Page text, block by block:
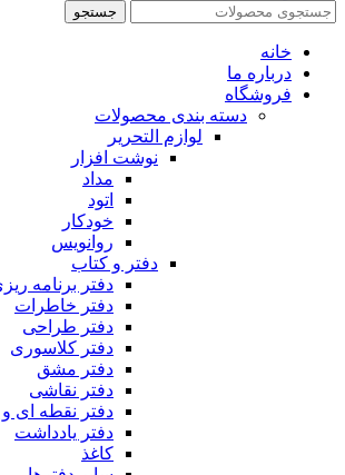
جستجو
خانه
درباره ما
فروشگاه
دسته بندی محصولات
لوازم التحریر
نوشت افزار
مداد
اتود
خودکار
روانویس
دفتر و کتاب
دفتر برنامه
دفتر خاطرات
دفتر طراحی
دفتر کلاسوری
دفتر مشق
دفتر نقاشی
دفتر نقطه ای
دفتر یادداشت
کاغذ